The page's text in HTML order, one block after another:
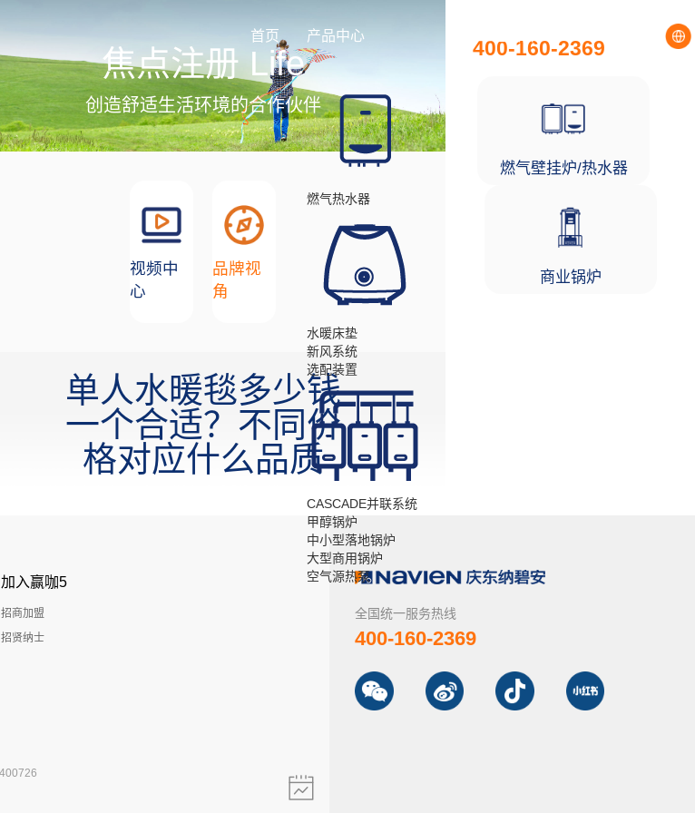
首页 产品中心
燃气热水器
水暖床垫
新风系统
选配装置
CASCADE并联系统
甲醇锅炉
中小型落地锅炉
大型商用锅炉
空气源热泵
燃气壁挂炉/热水器
商业锅炉
400-160-2369
焦点注册 Life
创造舒适生活环境的合作伙伴
视频中
心
品牌视
角
单人水暖毯多少钱
一个合适？不同价
格对应什么品质
加入赢咖5
招商加盟
招贤纳士
全国统一服务热线
400-160-2369